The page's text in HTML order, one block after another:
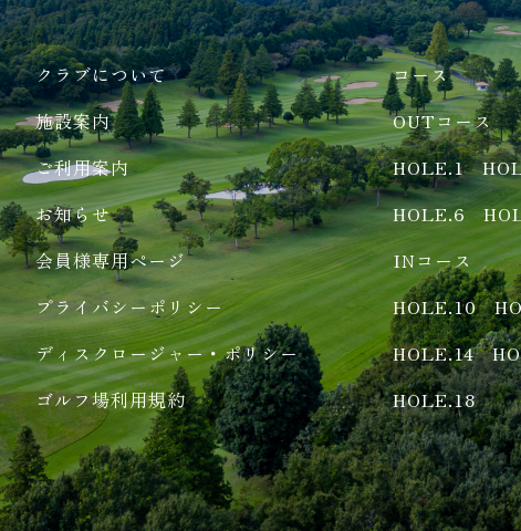
クラブについて
施設案内
ご利用案内
お知らせ
会員様専用ページ
プライバシーポリシー
ディスクロージャー・ポリシー
ゴルフ場利用規約
コース
OUTコース
HOLE.1
HOLE.6
INコース
HOLE.10
HOLE.14
HOLE.18